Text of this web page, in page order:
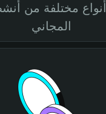
مختلفة من
المجاني